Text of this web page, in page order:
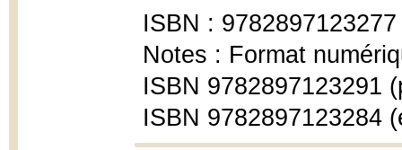
ISBN : 9782897123277
Notes : Format
ISBN 9782897123291
ISBN 9782897123284